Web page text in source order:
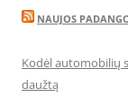
NAUJOS
Kodėl automobilių
daužtą